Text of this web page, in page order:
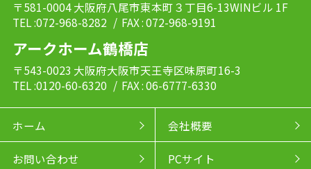
〒581-0004 大阪府八尾市東本町３丁目6-13WINビル 1F
TEL :072-968-8282 / FAX : 072-968-9191
アークホーム鶴橋店
〒543-0023 大阪府大阪市天王寺区味原町16-3
TEL :0120-60-6320 / FAX : 06-6777-6330
ホーム 会社概要
お問い合わせ PCサイト